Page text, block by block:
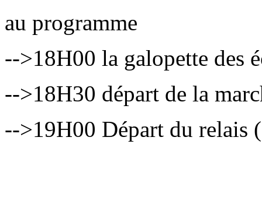
au programme
-->18H00 la galopette des
-->18H30 départ de la
-->19H00 Départ du relais